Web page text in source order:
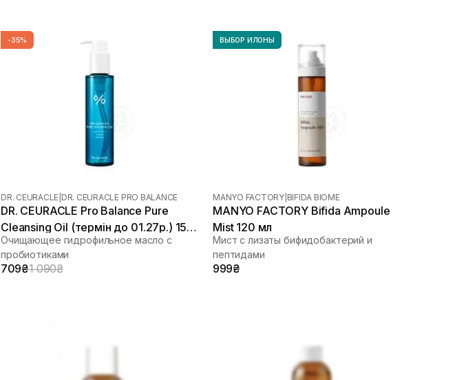
-35%
DR. CEURACLE DR. CEURACLE PRO BALANCE
DR. CEURACLE Pro Balance Pure
Cleansing Oil (термін до 01.27р.) 155
мл
Очищающее гидрофильное масло с
пробиотиками
709₴1 090₴
ВЫБОР ИЛОНЫ
MANYO FACTORY| BIFIDA BIOME
MANYO FACTORY Bifida Ampoule
Mist 120 мл
Мист с лизаты бифидобактерий и
пептидами
999₴